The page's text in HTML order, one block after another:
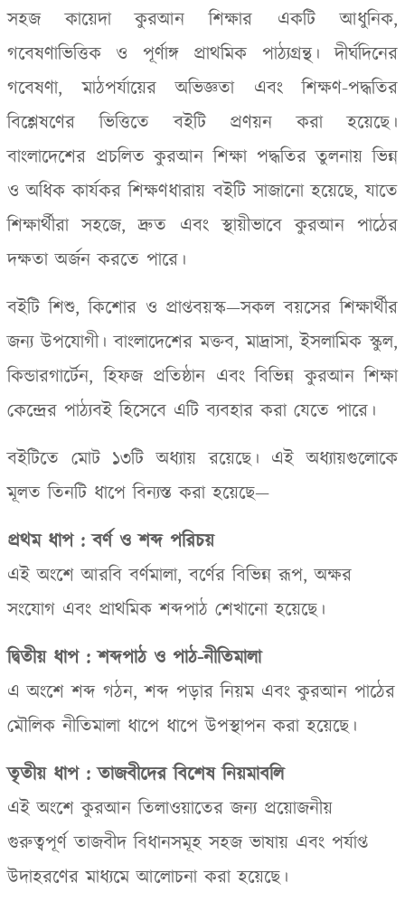
সহজ কায়েদা কুরআন শিক্ষার একটি আধুনিক,
গবেষণাভিত্তিক ও পূর্ণাঙ্গ প্রাথমিক পাঠ্যগ্রন্থ। দীর্ঘদিনের
গবেষণা,মাঠপর্যায়ের অভিজ্ঞতা এবং শিক্ষণ-পদ্ধতির
বিশ্লেষণের ভিত্তিতে বইটি প্রণয়ন করা হয়েছে।
বাংলাদেশের প্রচলিত কুরআন শিক্ষা পদ্ধতির তুলনায় ভিন্ন
ও অধিক কার্যকর শিক্ষণধারায় বইটি সাজানো হয়েছে,যাতে
শিক্ষার্থীরা সহজে,দ্রুত এবং স্থায়ীভাবে কুরআন পাঠের
দক্ষতা অর্জন করতে পারে।
বইটি শিশু,কিশোর ও প্রাপ্তবয়স্ক—সকল বয়সের শিক্ষার্থীর
জন্য উপযোগী। বাংলাদেশের মক্তব,মাদ্রাসা,ইসলামিক স্কুল,
কিন্ডারগার্টেন,হিফজ প্রতিষ্ঠান এবং বিভিন্ন কুরআন শিক্ষা
কেন্দ্রের পাঠ্যবই হিসেবে এটি ব্যবহার করা যেতে পারে।
বইটিতে মোট ১৩টি অধ্যায় রয়েছে। এই অধ্যায়গুলোকে
মূলত তিনটি ধাপে বিন্যস্ত করা হয়েছে—
প্রথম ধাপ : বর্ণ ও শব্দ পরিচয়
এই অংশে আরবি বর্ণমালা,বর্ণের বিভিন্ন রূপ,অক্ষর
সংযোগ এবং প্রাথমিক শব্দপাঠ শেখানো হয়েছে।
দ্বিতীয় ধাপ : শব্দপাঠ ও পাঠ-নীতিমালা
এ অংশে শব্দ গঠন,শব্দ পড়ার নিয়ম এবং কুরআন পাঠের
মৌলিক নীতিমালা ধাপে ধাপে উপস্থাপন করা হয়েছে।
তৃতীয় ধাপ : তাজবীদের বিশেষ নিয়মাবলি
এই অংশে কুরআন তিলাওয়াতের জন্য প্রয়োজনীয়
গুরুত্বপূর্ণ তাজবীদ বিধানসমূহ সহজ ভাষায় এবং পর্যাপ্ত
উদাহরণের মাধ্যমে আলোচনা করা হয়েছে।